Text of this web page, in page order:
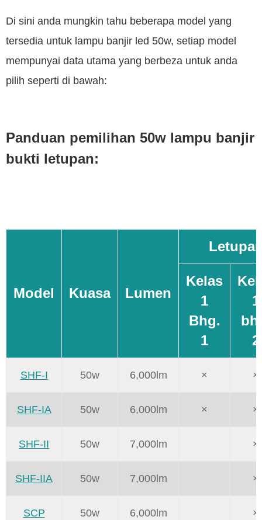
Di sini anda mungkin tahu beberapa model yang
tersedia untuk lampu banjir led 50w, setiap model
mempunyai data utama yang berbeza untuk anda
pilih seperti di bawah:
Panduan pemilihan 50w lampu banjir
bukti letupan:
Model Kuasa Lumen
Kelas
1
Bhg.
1
1
2
SHF-I 50w 6,000lm × ×
SHF-IA 50w 6,000lm × ×
SHF-II 50w 7,000lm ×
SHF-IIA 50w 7,000lm ×
SCP 50w 6,000lm ×